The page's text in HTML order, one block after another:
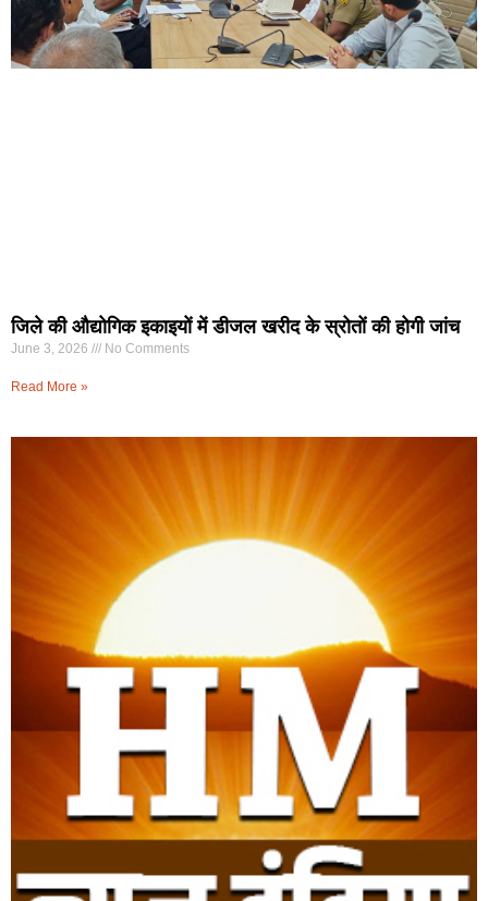
जिले की औद्योगिक इकाइयों में डीजल खरीद के स्रोतों की होगी जांच
June 3, 2026 No Comments
Read More »